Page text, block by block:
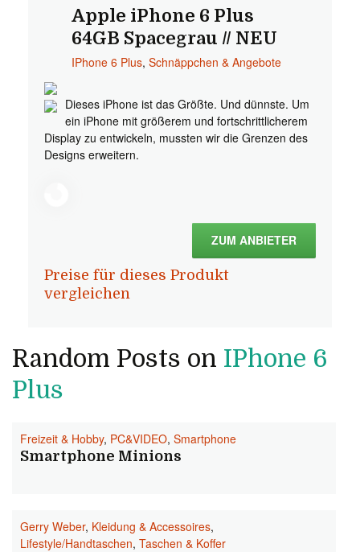
Apple iPhone 6 Plus
64GB Spacegrau // NEU
IPhone 6 Plus, Schnäppchen & Angebote
Dieses iPhone ist das Größte. Und dünnste. Um
ein iPhone mit größerem und fortschrittlicherem
Display zu entwickeln, mussten wir die Grenzen des
Designs erweitern.
ZUM ANBIETER
Preise für dieses Produkt
vergleichen
Random Posts on IPhone 6
Plus
Freizeit & Hobby, PC&VIDEO, Smartphone
Smartphone Minions
Gerry Weber, Kleidung & Accessoires,
Lifestyle/Handtaschen, Taschen & Koffer